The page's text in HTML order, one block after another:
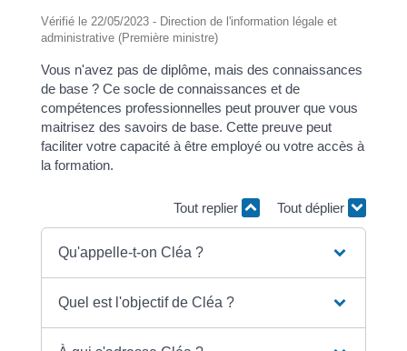
Vérifié le 22/05/2023 - Direction de l'information légale et
administrative (Première ministre)
Vous n'avez pas de diplôme, mais des connaissances
de base ? Ce socle de connaissances et de
compétences professionnelles peut prouver que vous
maitrisez des savoirs de base. Cette preuve peut
faciliter votre capacité à être employé ou votre accès à
la formation.
Tout replier Tout déplier
Qu'appelle-t-on Cléa ?
Quel est l'objectif de Cléa ?